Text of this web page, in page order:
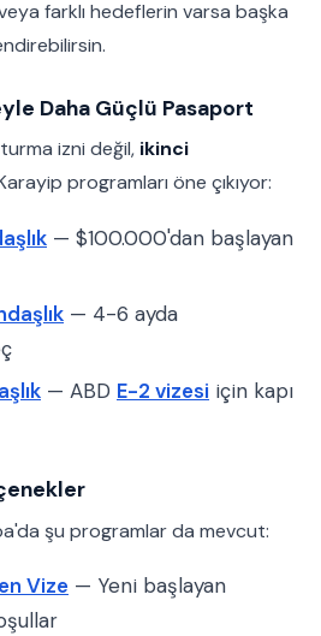
farklı hedeflerin varsa başka
Daha Güçlü Pasaport
izni değil, ikinci
programları öne çıkıyor:
— $100.000'dan başlayan
— 4-6 ayda
— ABD E-2 vizesi için kapı
şu programlar da mevcut:
Vize — Yeni başlayan